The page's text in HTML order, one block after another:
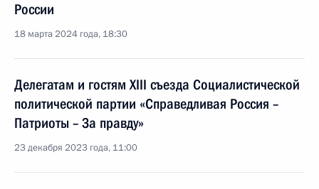
России
18 марта 2024 года, 18:30
Делегатам и гостям XIII съезда Социалистической
политической партии «Справедливая Россия –
Патриоты – За правду»
23 декабря 2023 года, 11:00